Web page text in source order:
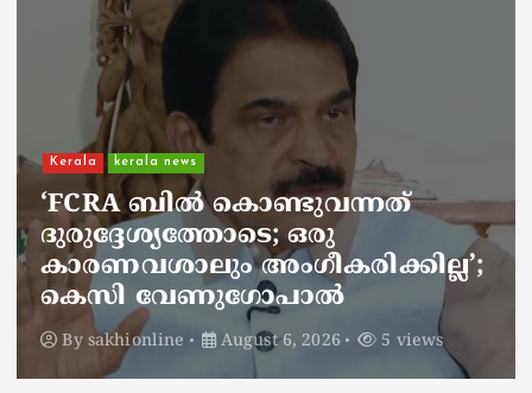
kerala news
ചാലിശേരിയില്‍ സര്‍ക്കാര്‍
ജനകീയ ആരോഗ്യകേന്ദ്രത്തില്‍
നഴ്സിന് അണലിയുടെ കടിയേറ്റു;
അണലിയുടെ കടിയേറ്റത്
ഡ്യൂട്ടിക്കിടെ
By sakhionline August 6, 2026 5 views